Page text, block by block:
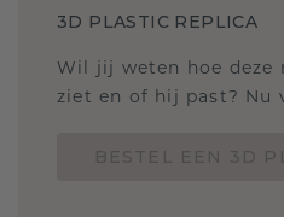
3D PLASTIC REPLICA
Wil jij weten hoe
ziet en of hij past? Nu